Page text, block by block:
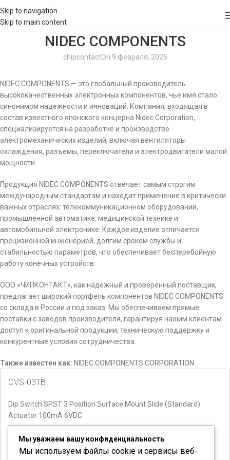
Skip to navigation
Skip to main content
NIDEC COMPONENTS
chipcontactOn 9 февраля, 2026
NIDEC COMPONENTS — это глобальный производитель
высококачественных электронных компонентов, чье имя стало
синонимом надежности и инноваций. Компания, входящая в
состав известного японского концерна Nidec Corporation,
специализируется на разработке и производстве
электромеханических изделий, включая вентиляторы
охлаждения, разъемы, переключатели и электродвигатели малой
мощности.
Продукция NIDEC COMPONENTS отвечает самым строгим
международным стандартам и находит применение в критически
важных отраслях: телекоммуникационном оборудовании,
промышленной автоматике, медицинской технике и
автомобильной электронике. Каждое изделие отличается
прецизионной инженерией, долгим сроком службы и
стабильностью параметров, что обеспечивает бесперебойную
работу конечных устройств.
ООО «ЧИПКОНТАКТ», как надежный и проверенный поставщик,
предлагает широкий портфель компонентов NIDEC COMPONENTS
со склада в России и под заказ. Мы обеспечиваем прямые
поставки с заводов производителя, гарантируя нашим клиентам
доступ к оригинальной продукции, техническую поддержку и
конкурентные условия сотрудничества.
Также известен как: NIDEC COMPONENTS CORPORATION
CVS-03TB
Dip Switch SPST 3 Position Surface Mount Slide (Standard)
Actuator 100mA 6VDC
Количество доступно:250
Мы уважаем вашу конфиденциальность
Мы используем файлы cookie и сервисы веб-